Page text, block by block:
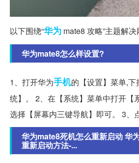
以下围绕“华为 mate8 攻略”主题解
华为mate8怎么样设置?
1、打开华为手机的【设置】菜单,
统】。 2、在【系统】菜单中打开【
选择【屏幕内三键导航】即可。 3、
华为mate8死机怎么重新启动 华
重新启动方法-...